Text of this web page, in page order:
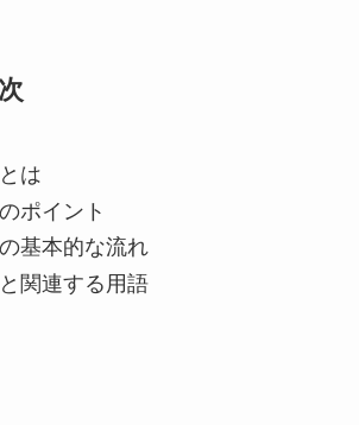
は
ポイント
基本的な流れ
関連する用語